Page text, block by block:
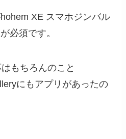
XE スマホジンバル
必須です。
もちろんのこと
にもアプリがあったの